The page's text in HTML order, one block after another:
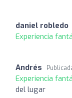
daniel robledo
Experiencia
Andrés
Experiencia
del lugar